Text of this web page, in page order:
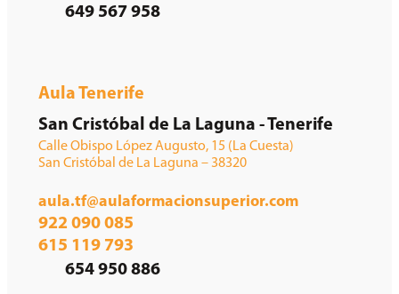
649 567 958
Aula Tenerife
San Cristóbal de La Laguna - Tenerife
Calle Obispo López Augusto, 15 (La Cuesta)
San Cristóbal de La Laguna – 38320
aula.tf@aulaformacionsuperior.com
922 090 085
615 119 793
654 950 886